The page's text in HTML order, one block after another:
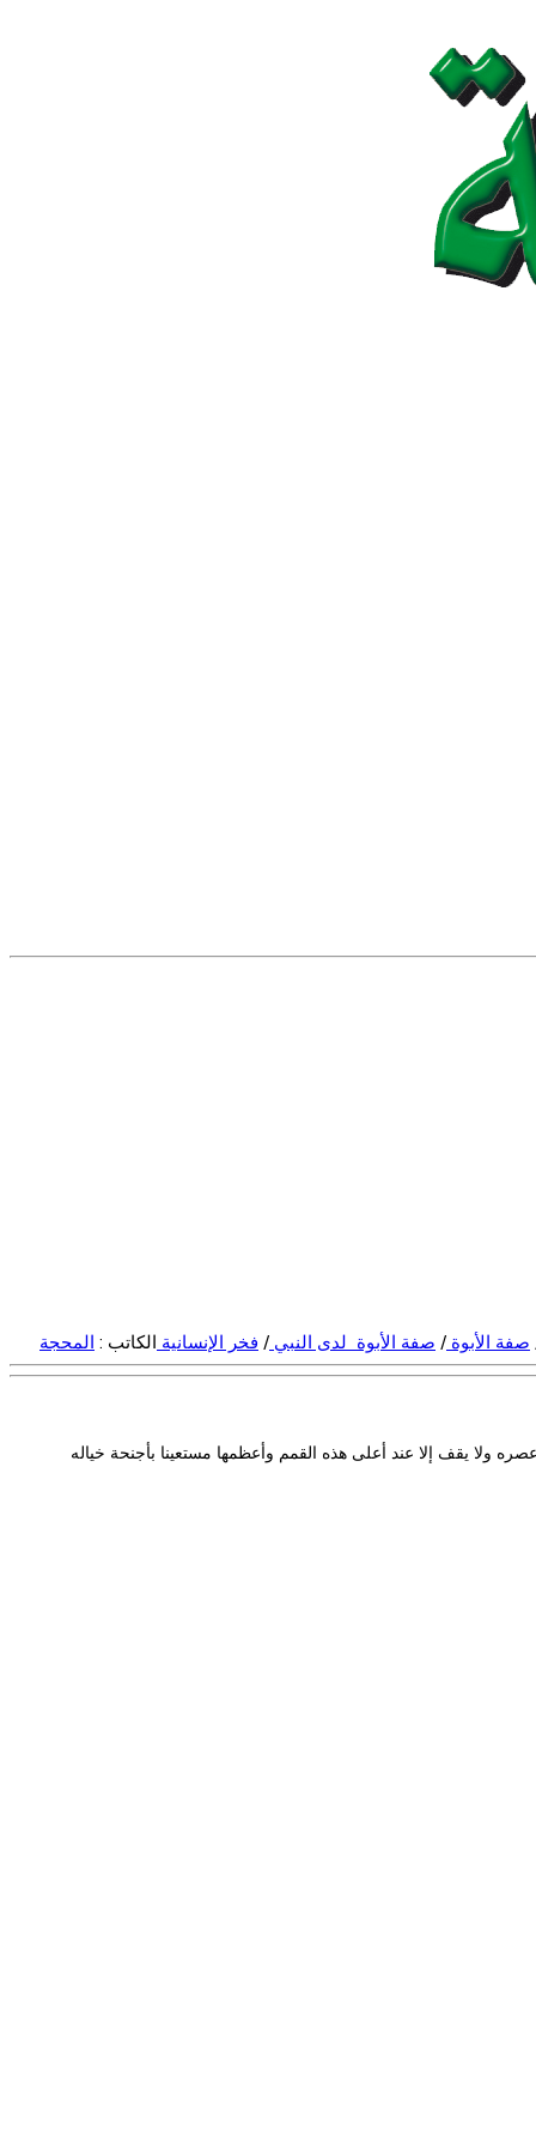
يقف إلا عند أعلى هذه القمم وأعظمها مستعينا بأجنحة خياله
صفة الأبوة / صفة الأبوة لدى النبي / فخر الإنسانية الكاتب : المحجة